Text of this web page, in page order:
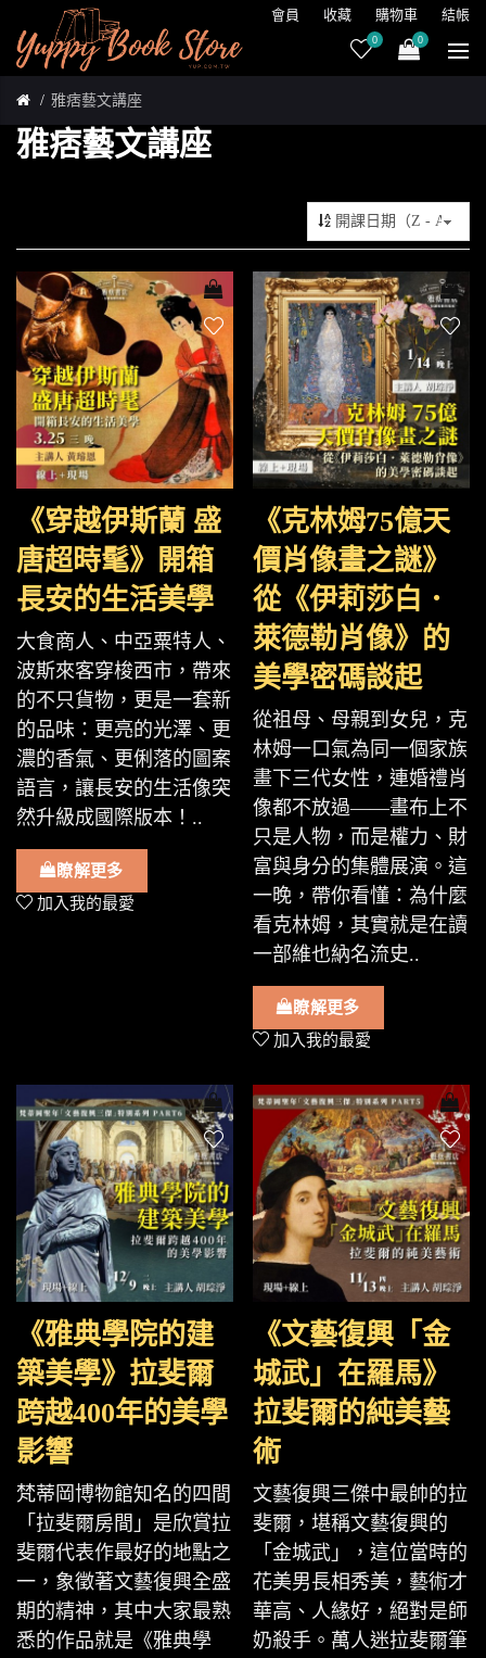
會員 收藏 購物車 結帳
0 0
雅痞藝文講座
雅痞藝文講座
《穿越伊斯蘭 盛
唐超時髦》開箱
長安的生活美學
大食商人、中亞粟特人、
波斯來客穿梭西市，帶來
的不只貨物，更是一套新
的品味：更亮的光澤、更
濃的香氣、更俐落的圖案
語言，讓長安的生活像突
然升級成國際版本！..
瞭解更多
加入我的最愛
《克林姆75億天
價肖像畫之謎》
從《伊莉莎白．
萊德勒肖像》的
美學密碼談起
從祖母、母親到女兒，克
林姆一口氣為同一個家族
畫下三代女性，連婚禮肖
像都不放過——畫布上不
只是人物，而是權力、財
富與身分的集體展演。這
一晚，帶你看懂：為什麼
看克林姆，其實就是在讀
一部維也納名流史..
瞭解更多
加入我的最愛
《雅典學院的建
築美學》拉斐爾
跨越400年的美學
影響
梵蒂岡博物館知名的四間
「拉斐爾房間」是欣賞拉
斐爾代表作最好的地點之
一，象徵著文藝復興全盛
期的精神，其中大家最熟
悉的作品就是《雅典學
《文藝復興「金
城武」在羅馬》
拉斐爾的純美藝
術
文藝復興三傑中最帥的拉
斐爾，堪稱文藝復興的
「金城武」，這位當時的
花美男長相秀美，藝術才
華高、人緣好，絕對是師
奶殺手。萬人迷拉斐爾筆